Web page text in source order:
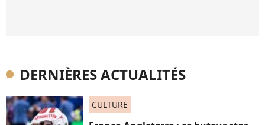
DERNIÈRES ACTUALITÉS
CULTURE